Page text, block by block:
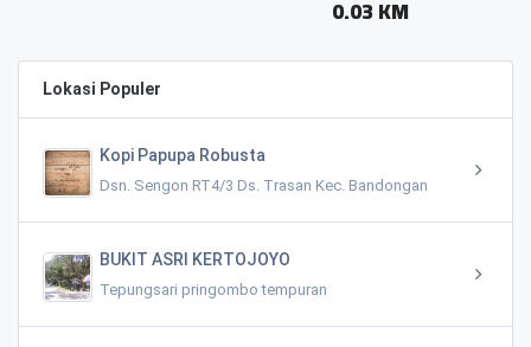
Lokasi Populer
Kopi Papupa Robusta
Dsn. Sengon RT4/3 Ds. Trasan Kec. Bandongan
BUKIT ASRI KERTOJOYO
Tepungsari pringombo tempuran